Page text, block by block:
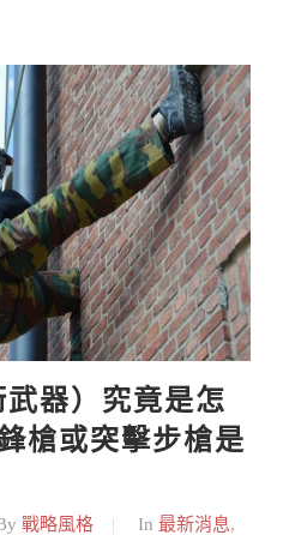
器）究竟是怎
槍或突擊步槍是
戰略風格 In 最新消息,